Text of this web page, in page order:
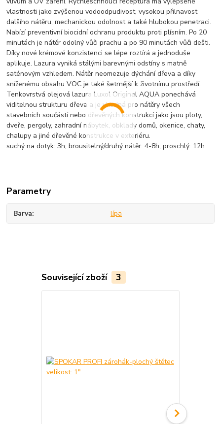
vlastnosti jako zvýšenou vodoodpudivost, vysokou přilnavost
dalšího nátěru, mechanickou odolnost a také hlubokou penetraci.
Nabízí preventivní biocidní ochranu produktu proti plísním. Po 20
minutách je nátěr odolný vůči prachu a po 90 minutách vůči dešti.
Díky nové krémové konzistenci se lépe roztírá a jednoduše
aplikuje. Lazura vyniká stálými barevnými odstíny s matně
saténovým vzhledem. Nátěr neomezuje dýchání dřeva a díky
sníženému obsahu VOC je také šetrnější k životnímu prostředí.
Tenkovrstvá olejová lazura Luxol Original AQUA ponechává
viditelnou strukturu dřeva a je vhodná pro nátěry všech
stavebních součástí nebo dřevěných konstrukcí jako jsou ploty,
dveře, pergoly, zahradní nábytek, obklady domů, okenice, chaty,
chalupy a jiné dřevěné konstrukce v exteriéru.
suchý na dotyk: 3h; brousitelný/druhý nátěr: 4-8h; proschlý: 12h
Parametry
Barva lípa
Související zboží 3